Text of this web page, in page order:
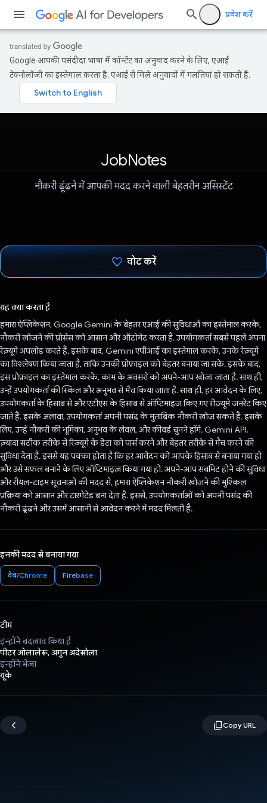
प्रवेश करें
Google आपकी पसंदीदा भाषा में कॉन्टेंट का अनुवाद करने के लिए, एआई
टेक्नोलॉजी का इस्तेमाल करता है. एआई से मिले अनुवादों में गलतियां हो सकती हैं.
JobNotes
नौकरी ढूंढने में आपकी मदद करने वाली बेहतरीन असिस्टेंट
वोट करें
यह क्या करता है
हमारा ऐप्लिकेशन, Google Gemini के बेहतर एआई की सुविधाओं का इस्तेमाल करके,
नौकरी खोजने की प्रोसेस को आसान और ऑटोमेट करता है. उपयोगकर्ता सबसे पहले अपना
रेज़्यूमे अपलोड करते हैं. इसके बाद, Gemini एपीआई का इस्तेमाल करके, उनके रेज़्यूमे
का विश्लेषण किया जाता है, ताकि उनकी प्रोफ़ाइल को बेहतर बनाया जा सके. इसके बाद,
इस प्रोफ़ाइल का इस्तेमाल करके, काम के अवसरों को अपने-आप खोजा जाता है. साथ ही,
उन्हें उपयोगकर्ता की स्किल और अनुभव से मैच किया जाता है. साथ ही, हर आवेदन के लिए,
उपयोगकर्ता के हिसाब से और एटीएस के हिसाब से ऑप्टिमाइज़ किए गए रीज़्यूमे जनरेट किए
जाते हैं. इसके अलावा, उपयोगकर्ता अपनी पसंद के मुताबिक नौकरी खोज सकते हैं. इसके
लिए, उन्हें नौकरी की भूमिका, अनुभव के लेवल, और कीवर्ड चुनने होंगे. Gemini API,
ज़्यादा सटीक तरीके से रिज्यूमे के डेटा को पार्स करने और बेहतर तरीके से मैच करने की
सुविधा देता है. इससे यह पक्का होता है कि हर आवेदन को आपके हिसाब से बनाया गया हो
और उसे सफल बनाने के लिए ऑप्टिमाइज़ किया गया हो. अपने-आप सबमिट होने की सुविधा
और रीयल-टाइम सूचनाओं की मदद से, हमारा ऐप्लिकेशन नौकरी खोजने की मुश्किल
प्रक्रिया को आसान और टारगेटेड बना देता है. इससे, उपयोगकर्ताओं को अपनी पसंद की
नौकरी ढूंढने और उसमें आसानी से आवेदन करने में मदद मिलती है.
इनकी मदद से बनाया गया
वेब/Chrome Firebase
टीम
इन्होंने बदलाव किया है
पीटर ओलालेरू, अगुन अदेसोला
इन्होंने भेजा
यूके